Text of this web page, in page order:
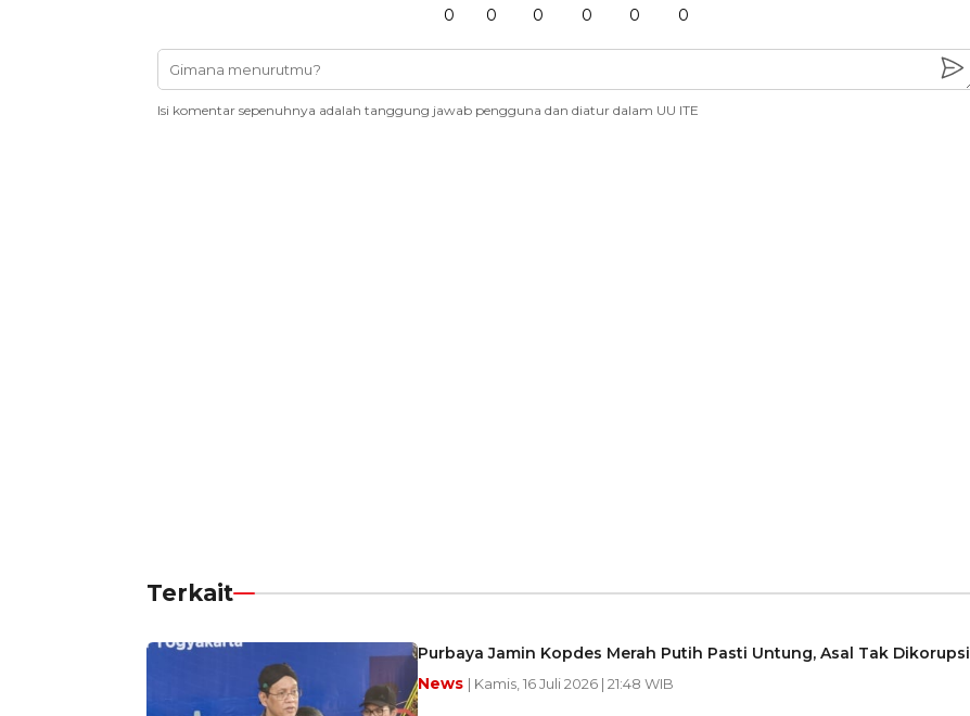
0 0 0 0 0 0
Isi komentar sepenuhnya adalah tanggung jawab pengguna dan diatur dalam UU ITE
Terkait
Purbaya Jamin Kopdes Merah Putih Pasti Untung, Asal Tak Dikorupsi
News | Kamis, 16 Juli 2026 | 21:48 WIB